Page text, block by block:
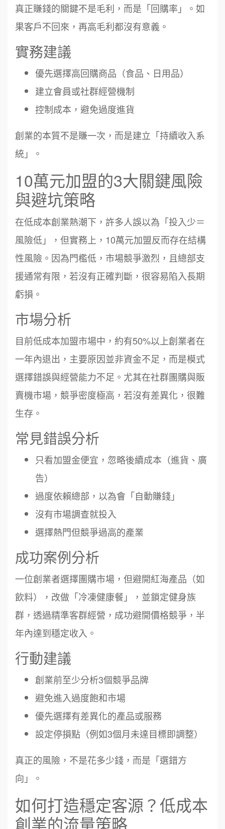
真正賺錢的關鍵不是毛利，而是「回購率」。如
果客戶不回來，再高毛利都沒有意義。
實務建議
優先選擇高回購商品（食品、日用品）
建立會員或社群經營機制
控制成本，避免過度進貨
創業的本質不是賺一次，而是建立「持續收入系
統」。
10萬元加盟的3大關鍵風險
與避坑策略
在低成本創業熱潮下，許多人誤以為「投入少＝
風險低」，但實務上，10萬元加盟反而存在結構
性風險。因為門檻低，市場競爭激烈，且總部支
援通常有限，若沒有正確判斷，很容易陷入長期
虧損。
市場分析
目前低成本加盟市場中，約有50%以上創業者在
一年內退出，主要原因並非資金不足，而是模式
選擇錯誤與經營能力不足。尤其在社群團購與販
賣機市場，競爭密度極高，若沒有差異化，很難
生存。
常見錯誤分析
只看加盟金便宜，忽略後續成本（進貨、廣
告）
過度依賴總部，以為會「自動賺錢」
沒有市場調查就投入
選擇熱門但競爭過高的產業
成功案例分析
一位創業者選擇團購市場，但避開紅海產品（如
飲料），改做「冷凍健康餐」，並鎖定健身族
群，透過精準客群經營，成功避開價格競爭，半
年內達到穩定收入。
行動建議
創業前至少分析3個競爭品牌
避免進入過度飽和市場
優先選擇有差異化的產品或服務
設定停損點（例如3個月未達目標即調整）
真正的風險，不是花多少錢，而是「選錯方
向」。
如何打造穩定客源？低成本
創業的流量策略